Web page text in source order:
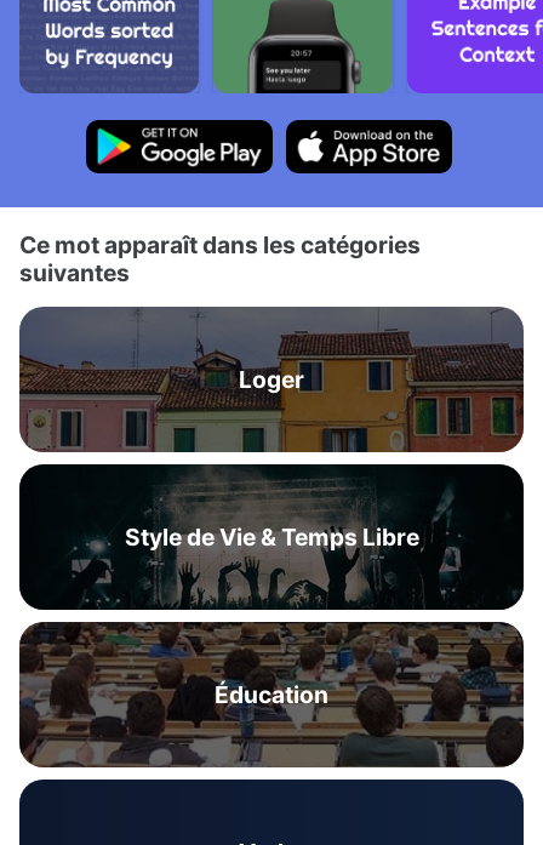
Ce mot apparaît dans les catégories
suivantes
Loger
Style de Vie & Temps Libre
Éducation